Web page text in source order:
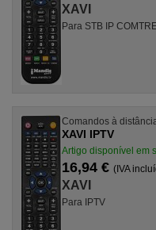
XAVI
Para STB IP
Comandos à
XAVI IPTV
Artigo disponível em
16,94 € (IVA
XAVI
Para IPTV